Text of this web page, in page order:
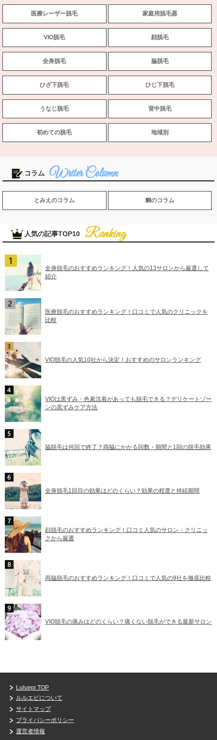
医療レーザー脱毛 家庭用脱毛器
VIO脱毛 顔脱毛
全身脱毛 脇脱毛
ひざ下脱毛 ひじ下脱毛
うなじ脱毛 背中脱毛
初めての脱毛 地域別
コラム
とみえのコラム 鯛のコラム
人気の記事TOP10
全身脱毛のおすすめランキング！人気の13サロンから厳選して
紹介
医療脱毛のおすすめランキング！口コミで人気のクリニックを
比較
VIO脱毛の人気10社から決定！おすすめのサロンランキング
VIOは黒ずみ・色素沈着があっても脱毛できる？デリケートゾー
ンの黒ずみケア方法
脇脱毛は何回で終了？両脇にかかる回数・期間と1回の脱毛効果
全身脱毛1回目の効果はどのくらい？効果の程度と持続期間
顔脱毛のおすすめランキング！口コミ人気のサロン・クリニッ
クから厳選
両脇脱毛のおすすめランキング！口コミで人気の9社を徹底比較
VIO脱毛の痛みはどのくらい？痛くない脱毛ができる最新サロン
Luluepi TOP
ルルエピについて
サイトマップ
プライバシーポリシー
運営者情報